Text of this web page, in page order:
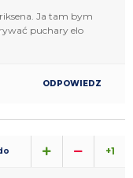
Ja tam bym
puchary elo
ODPOWIEDZ
+1